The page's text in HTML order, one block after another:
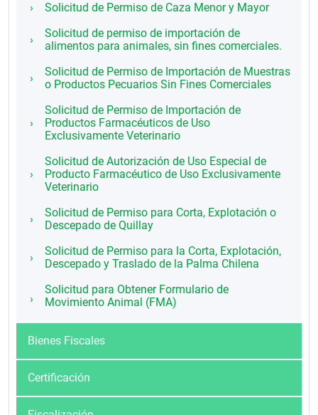
Solicitud de Permiso de Caza Menor y Mayor
Solicitud de permiso de importación de
alimentos para animales, sin fines comerciales.
Solicitud de Permiso de Importación de Muestras
o Productos Pecuarios Sin Fines Comerciales
Solicitud de Permiso de Importación de
Productos Farmacéuticos de Uso
Exclusivamente Veterinario
Solicitud de Autorización de Uso Especial de
Producto Farmacéutico de Uso Exclusivamente
Veterinario
Solicitud de Permiso para Corta, Explotación o
Descepado de Quillay
Solicitud de Permiso para la Corta, Explotación,
Descepado y Traslado de la Palma Chilena
Solicitud para Obtener Formulario de
Movimiento Animal (FMA)
Bienes Fiscales
Certificación